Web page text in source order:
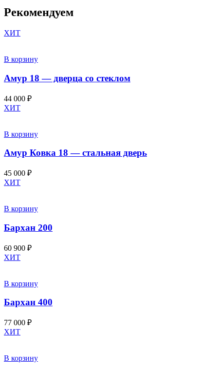
Рекомендуем
ХИТ
В корзину
Амур 18 — дверца со стеклом
44 000 ₽
ХИТ
В корзину
Амур Ковка 18 — стальная дверь
45 000 ₽
ХИТ
В корзину
Бархан 200
60 900 ₽
ХИТ
В корзину
Бархан 400
77 000 ₽
ХИТ
В корзину